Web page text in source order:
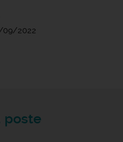
09/2022
poste